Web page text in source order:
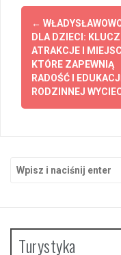
Zobacz
wpisy
←
DLA DZIECI:
ATRAKCJE I
KTÓRE ZAPEWNIĄ
RADOŚĆ I
RODZINNEJ
Turystyka